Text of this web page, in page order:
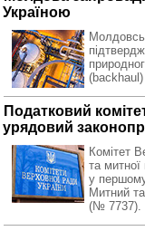
Україною
(backhaul)
Податковий
урядовий
Комітет
та
у
Митний
(№ 7737).